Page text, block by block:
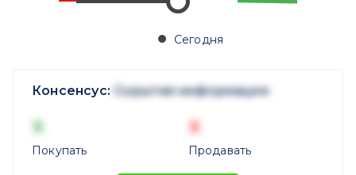
Сегодня
Консенсус: Скрытая информация
X
Покупать
X
Продавать